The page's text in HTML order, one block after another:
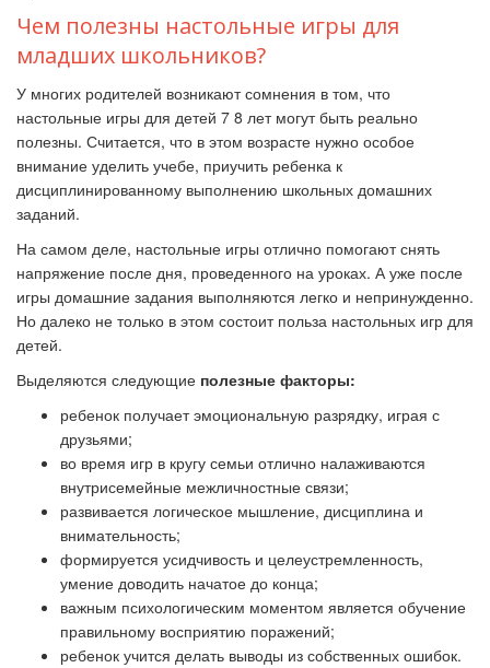
Чем полезны настольные игры для
младших школьников?
У многих родителей возникают сомнения в том, что
настольные игры для детей 7 8 лет могут быть реально
полезны. Считается, что в этом возрасте нужно особое
внимание уделить учебе, приучить ребенка к
дисциплинированному выполнению школьных домашних
заданий.
На самом деле, настольные игры отлично помогают снять
напряжение после дня, проведенного на уроках. А уже после
игры домашние задания выполняются легко и непринужденно.
Но далеко не только в этом состоит польза настольных игр для
детей.
Выделяются следующие полезные факторы:
ребенок получает эмоциональную разрядку, играя с
друзьями;
во время игр в кругу семьи отлично налаживаются
внутрисемейные межличностные связи;
развивается логическое мышление, дисциплина и
внимательность;
формируется усидчивость и целеустремленность,
умение доводить начатое до конца;
важным психологическим моментом является обучение
правильному восприятию поражений;
ребенок учится делать выводы из собственных ошибок.